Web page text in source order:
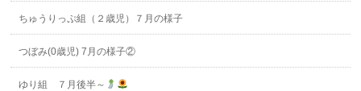
ちゅうりっぷ組（２歳児）７月の様子
つぼみ(0歳児) 7月の様子②
ゆり組 ７月後半～